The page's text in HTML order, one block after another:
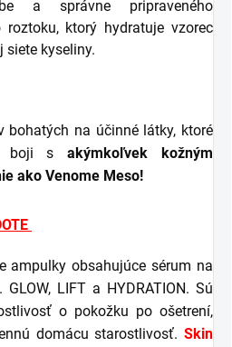
a správne pripraveného
ktorý hydratuje vzorec
siete kyseliny.
bohatých na účinné látky, ktoré
boji sakýmkoľvek kožným
ako Venome Meso!
ampulky obsahujúce sérum na
LIFT a HYDRATION. Sú
o pokožku po ošetrení,
domácu starostlivosť. Skin